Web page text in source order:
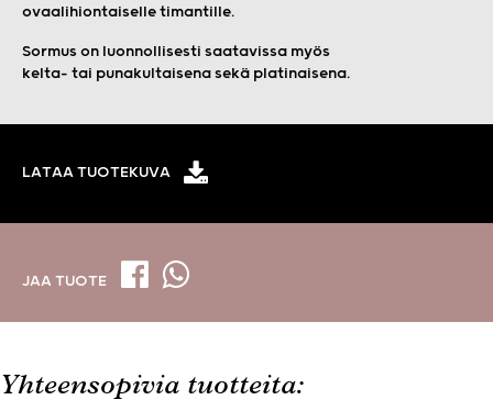
ovaalihiontaiselle timantille.
Sormus on luonnollisesti saatavissa myös
kelta- tai punakultaisena sekä platinaisena.
LATAA TUOTEKUVA
JAA TUOTE
Yhteensopivia tuotteita: